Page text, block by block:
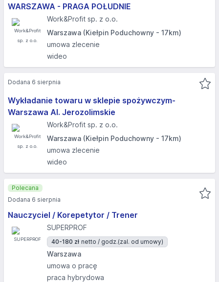
WARSZAWA - PRAGA POŁUDNIE
Work&Profit sp. z o.o.
Warszawa (Kiełpin Poduchowny - 17km)
umowa zlecenie
wideo
Wykładanie towaru w sklepie spożywczym-
Warszawa Al. Jerozolimskie
Work&Profit sp. z o.o.
Warszawa (Kiełpin Poduchowny - 17km)
umowa zlecenie
wideo
Dodana 6 sierpnia
Nauczyciel / Korepetytor / Trener
SUPERPROF
40-180 zł netto / godz.(zal. od umowy)
Warszawa
umowa o pracę
praca hybrydowa
Polecana
Dodana 6 sierpnia